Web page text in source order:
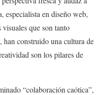
especialista en diseño web,
visuales que son tanto
han construido una cultura de
son los pilares de
“colaboración caótica”,